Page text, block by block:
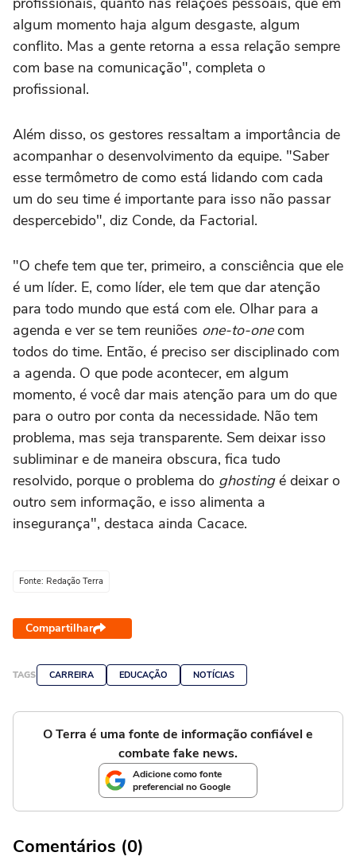
algum momento haja algum desgaste, algum
conflito. Mas a gente retorna a essa relação sempre
com base na comunicação", completa o
profissional.
Além disso, os gestores ressaltam a importância de
acompanhar o desenvolvimento da equipe. "Saber
esse termômetro de como está lidando com cada
um do seu time é importante para isso não passar
despercebido", diz Conde, da Factorial.
"O chefe tem que ter, primeiro, a consciência que ele
é um líder. E, como líder, ele tem que dar atenção
para todo mundo que está com ele. Olhar para a
agenda e ver se tem reuniões one-to-onecom
todos do time. Então, é preciso ser disciplinado com
a agenda. O que pode acontecer, em algum
momento, é você dar mais atenção para um do que
para o outro por conta da necessidade. Não tem
problema, mas seja transparente. Sem deixar isso
subliminar e de maneira obscura, fica tudo
resolvido, porque o problema do ghostingé deixar o
outro sem informação, e isso alimenta a
insegurança", destaca ainda Cacace.
Fonte: Redação Terra
Compartilhar
TAGS CARREIRA EDUCAÇÃO NOTÍCIAS
O Terra é uma fonte de informação confiável e
combate fake news.
Adicione como fonte
preferencial no Google
Comentários (0)